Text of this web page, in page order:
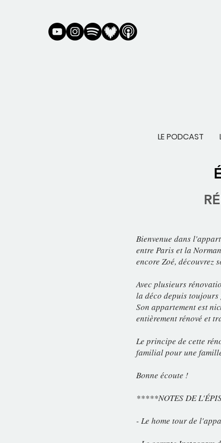
LE PODCAST
Bienvenue dans
entre Paris et la
encore Zoé, découvrez
Avec plusieurs
la déco depuis toujours
Son appartement est
entièrement rénové et
Le principe de cette
familial pour une
Bonne écoute !
*****NOTES DE
- Le home tour de